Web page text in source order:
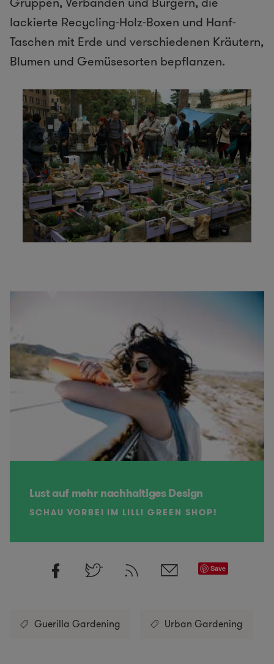
lackierte Recycling-Holz-Boxen und Hanf-
Taschen mit Erde und verschiedenen Kräutern,
Blumen und Gemüsesorten bepflanzen.
Lust auf mehr nachhaltiges Design
SCHAU VORBEI IM LILLI GREEN SHOP!
Save
Guerilla Gardening Urban Gardening